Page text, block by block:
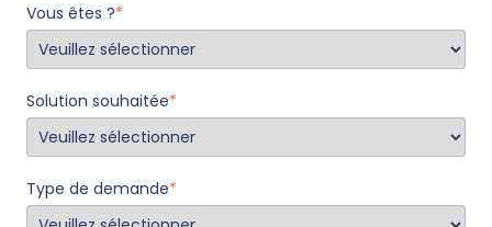
Vous êtes ?*
Solution souhaitée*
Type de demande*